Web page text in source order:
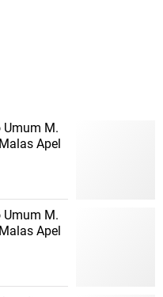
Umum M.
Apel
Umum M.
Apel